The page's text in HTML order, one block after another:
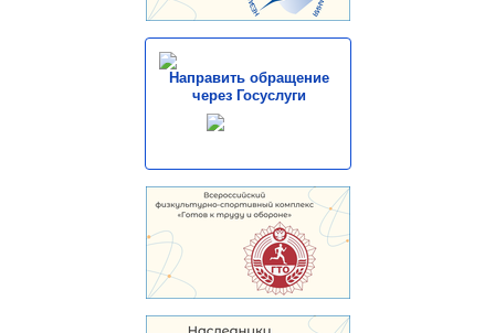
Направить обращение
через Госуслуги